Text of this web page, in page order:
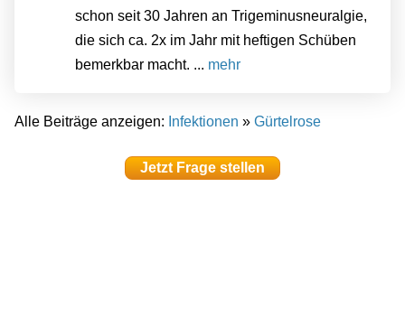
schon seit 30 Jahren an Trigeminusneuralgie,
die sich ca. 2x im Jahr mit heftigen Schüben
bemerkbar macht. ... mehr
Alle Beiträge anzeigen: Infektionen » Gürtelrose
Jetzt Frage stellen